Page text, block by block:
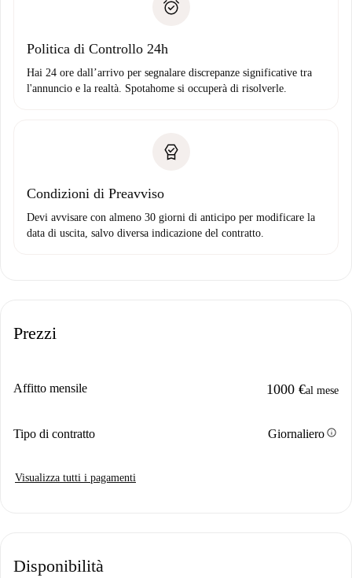
Domiciliazione del pagamento
solo se non segnali problemi.
Politica di Controllo 24h
Hai 24 ore dall’arrivo per segnalare discrepanze significative tra
l'annuncio e la realtà. Spotahome si occuperà di risolverle.
Condizioni di Preavviso
Devi avvisare con almeno 30 giorni di anticipo per modificare la
data di uscita, salvo diversa indicazione del contratto.
Prezzi
Affitto mensile 1000 €al mese
Tipo di contratto Giornalieroinfo
Visualizza tutti i pagamenti
Disponibilità